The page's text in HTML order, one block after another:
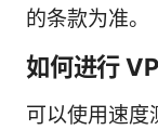
的条款为准。
如何进行
可以使用速度